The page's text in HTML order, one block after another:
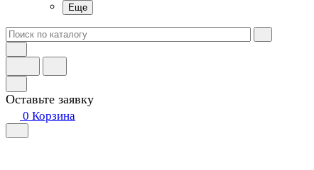
Еще
Оставьте заявку
0 Корзина